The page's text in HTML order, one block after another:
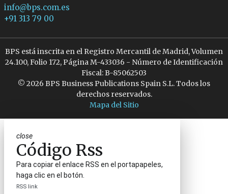
info@bps.com.es
+91 313 79 00
BPS está inscrita en el Registro Mercantil de Madrid, Volumen
24.100, Folio 172, Página M-433036 - Número de Identificación
Fiscal: B-85062503
© 2026 BPS Business Publications Spain S.L. Todos los
derechos reservados.
Mapa del Sitio
close
Código Rss
Para copiar el enlace RSS en el portapapeles,
haga clic en el botón.
RSS link